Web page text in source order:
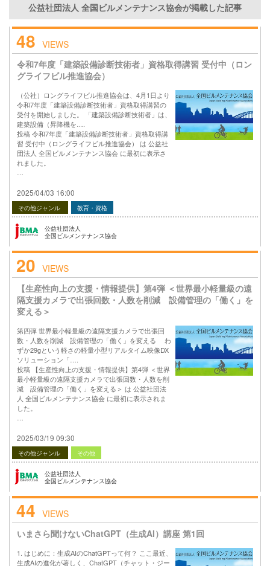
公益社団法人 全国ビルメンテナンス協会が掲載した記事
48 VIEWS
令和7年度「建築設備診断技術者」資格取得講習 受付中（ロン
グライフビル推進協会）
（公社）ロングライフビル推進協会は、4月1日より
令和7年度「建築設備診断技術者」資格取得講習の
受付を開始しました。 「建築設備診断技術者」は、
建築設備（昇降機を….
投稿 令和7年度「建築設備診断技術者」資格取得講
習 受付中（ロングライフビル推進協会） は 公益社
団法人 全国ビルメンテナンス協会 に最初に表示さ
れました。
2025/04/03 16:00
その他ジャンル 教育・資格
公益社団法人
全国ビルメンテナンス協会
20 VIEWS
【生産性向上の支援・情報提供】第4弾 ＜世界最小軽量級の遠
隔支援カメラで出張回数・人数を削減 設備管理の「働く」を
変える＞
第四弾 世界最小軽量級の遠隔支援カメラで出張回
数・人数を削減 設備管理の「働く」を変える わ
ずか29gという軽さの軽量小型リアルタイム映像DX
ソリューション「….
投稿 【生産性向上の支援・情報提供】第4弾 ＜世界
最小軽量級の遠隔支援カメラで出張回数・人数を削
減 設備管理の「働く」を変える＞ は 公益社団法
人 全国ビルメンテナンス協会 に最初に表示されま
した。
2025/03/19 09:30
その他ジャンル その他
公益社団法人
全国ビルメンテナンス協会
44 VIEWS
いまさら聞けないChatGPT（生成AI）講座 第1回
1. はじめに：生成AIのChatGPTって何？ ここ最近、
生成AIの進化が著しく、ChatGPT（チャット・ジー